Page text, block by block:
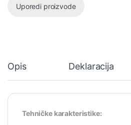
Uporedi proizvode
Opis Deklaracija
Tehničke karakteristike: